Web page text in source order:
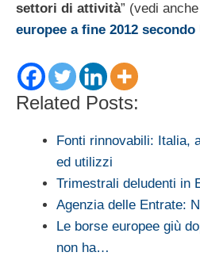
settori di attività” (vedi anche
europee a fine 2012 secondo
Related Posts:
Fonti rinnovabili: Italia,
ed utilizzi
Trimestrali deludenti in
Agenzia delle Entrate:
Le borse europee giù
non ha…